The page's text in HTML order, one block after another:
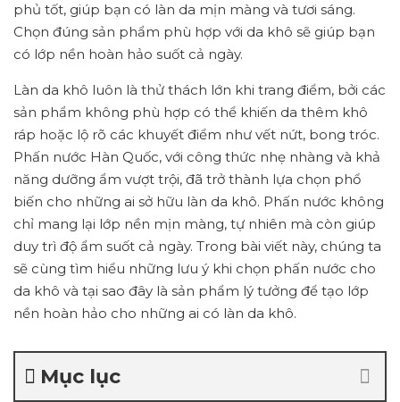
phủ tốt, giúp bạn có làn da mịn màng và tươi sáng.
Chọn đúng sản phẩm phù hợp với da khô sẽ giúp bạn
có lớp nền hoàn hảo suốt cả ngày.
Làn da khô luôn là thử thách lớn khi trang điểm, bởi các
sản phẩm không phù hợp có thể khiến da thêm khô
ráp hoặc lộ rõ các khuyết điểm như vết nứt, bong tróc.
Phấn nước Hàn Quốc, với công thức nhẹ nhàng và khả
năng dưỡng ẩm vượt trội, đã trở thành lựa chọn phổ
biến cho những ai sở hữu làn da khô. Phấn nước không
chỉ mang lại lớp nền mịn màng, tự nhiên mà còn giúp
duy trì độ ẩm suốt cả ngày. Trong bài viết này, chúng ta
sẽ cùng tìm hiểu những lưu ý khi chọn phấn nước cho
da khô và tại sao đây là sản phẩm lý tưởng để tạo lớp
nền hoàn hảo cho những ai có làn da khô.
Mục lục